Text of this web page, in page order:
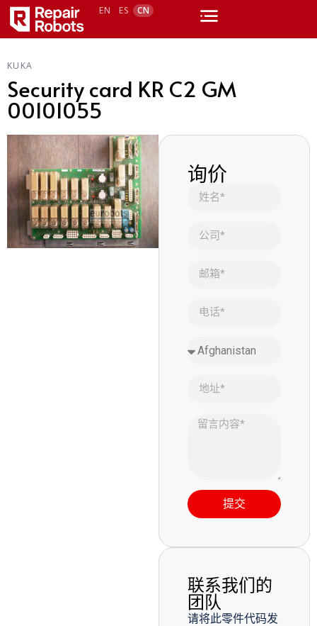
EN ES CN
KUKA
Security card KR C2 GM
00101055
询价
提交
联系我们的
团队
请将此零件代码发